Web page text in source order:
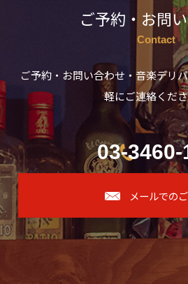
ご予約・お問
Contact
ご予約・お問い合わせ・音楽デリ
軽にご連絡くだ
03-3460-
メールでの